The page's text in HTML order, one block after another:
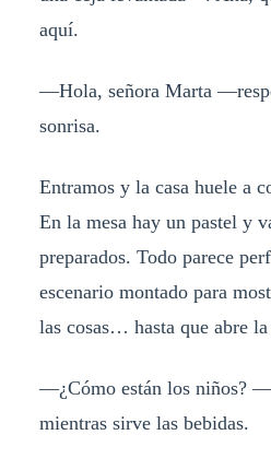
aquí.
—Hola, señora Marta
sonrisa.
Entramos y la casa huele a
En la mesa hay un pastel y
preparados. Todo parece
escenario montado para
las cosas… hasta que abre la
—¿Cómo están los niños?
mientras sirve las bebidas.